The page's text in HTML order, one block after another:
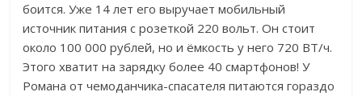
боится. Уже 14 лет его выручает мобильный
источник питания с розеткой 220 вольт. Он стоит
около 100 000 рублей, но и ёмкость у него 720 ВТ/ч.
Этого хватит на зарядку более 40 смартфонов! У
Романа от чемоданчика-спасателя питаются гораздо